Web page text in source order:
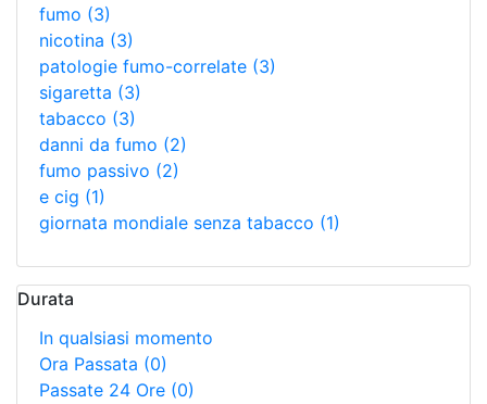
fumo (3)
nicotina (3)
patologie fumo-correlate (3)
sigaretta (3)
tabacco (3)
danni da fumo (2)
fumo passivo (2)
e cig (1)
giornata mondiale senza tabacco (1)
Durata
In qualsiasi momento
Ora Passata (0)
Passate 24 Ore (0)